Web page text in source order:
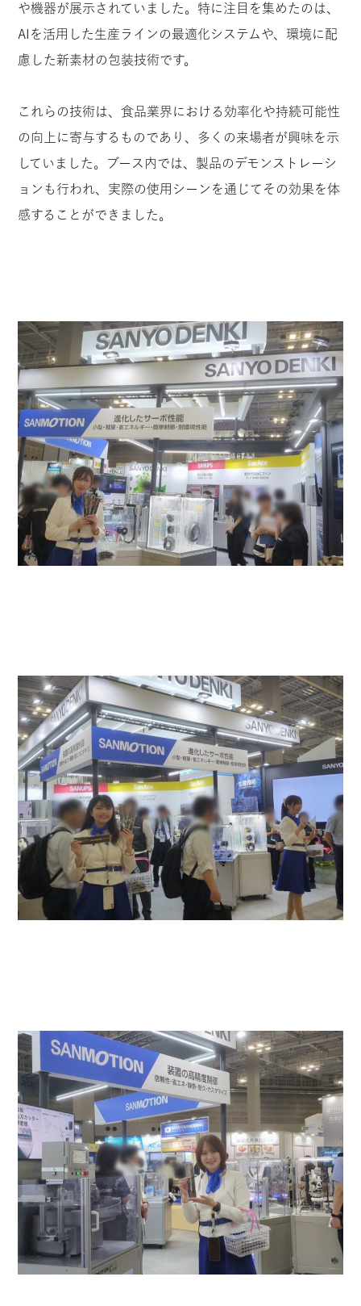
や機器が展示されていました。特に注目を集めたのは、
AIを活用した生産ラインの最適化システムや、環境に配
慮した新素材の包装技術です。
これらの技術は、食品業界における効率化や持続可能性
の向上に寄与するものであり、多くの来場者が興味を示
していました。ブース内では、製品のデモンストレーシ
ョンも行われ、実際の使用シーンを通じてその効果を体
感することができました。